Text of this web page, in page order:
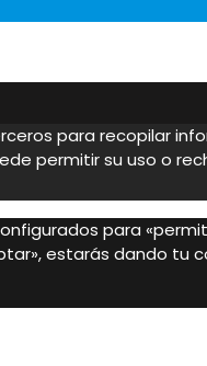
para recopilar
permitir su uso o
para
estarás dando tu